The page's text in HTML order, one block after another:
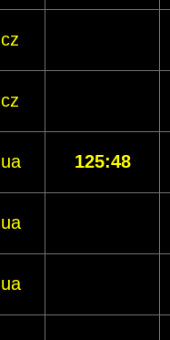
cz
cz
ua 125:48
ua
ua